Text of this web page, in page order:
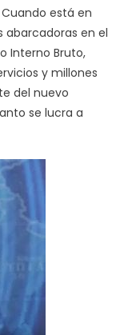
está en
abarcadoras en el
Interno Bruto,
y millones
del nuevo
se lucra a